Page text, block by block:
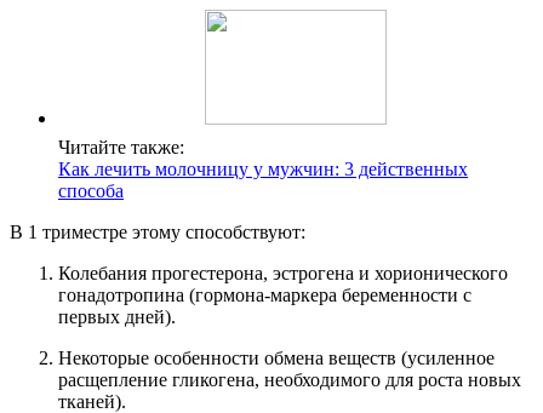
Читайте также:
Как лечить молочницу у мужчин: 3 действенных
способа
В 1 триместре этому способствуют:
Колебания прогестерона, эстрогена и хорионического
гонадотропина (гормона-маркера беременности с
первых дней).
Некоторые особенности обмена веществ (усиленное
расщепление гликогена, необходимого для роста новых
тканей).